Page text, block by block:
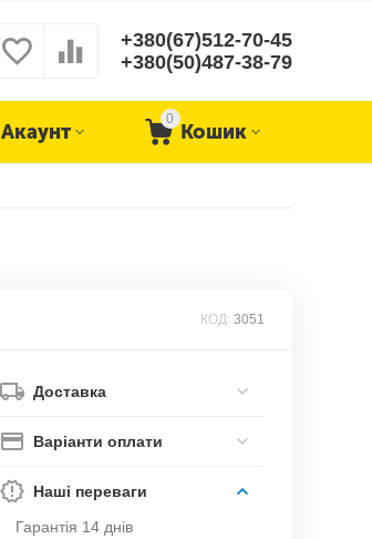
+380(67)512-70-45
+380(50)487-38-79
0
Кошик
Акаунт
КОД: 3051
Доставка
Варіанти оплати
Наші переваги
Гарантія 14 днів